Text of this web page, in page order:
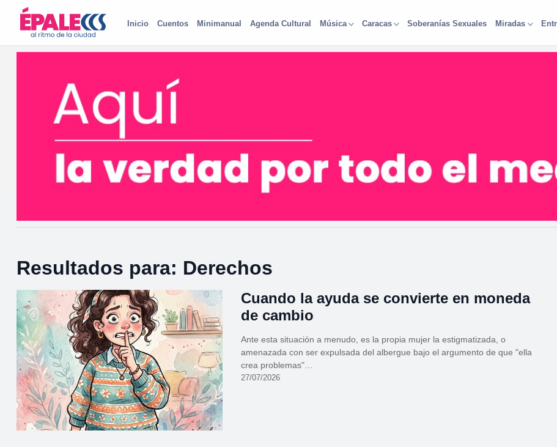
Inicio Cuentos Minimanual Agenda Cultural Música Caracas Soberanías Sexuales Miradas
Resultados para: Derechos
Cuando la ayuda se convierte en moneda
de cambio
Ante esta situación a menudo, es la propia mujer la estigmatizada, o
amenazada con ser expulsada del albergue bajo el argumento de que "ella
crea problemas"…
27/07/2026